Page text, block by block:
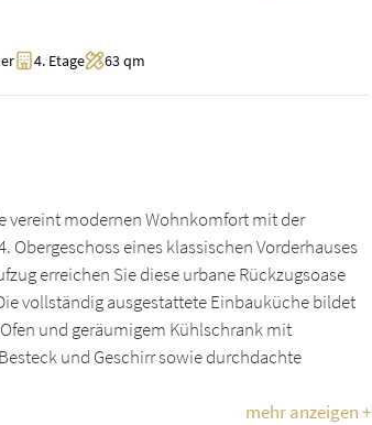
4. Etage 63 qm
vereint modernen Wohnkomfort mit der
Obergeschoss eines klassischen Vorderhauses
erreichen Sie diese urbane Rückzugsoase
vollständig ausgestattete Einbauküche bildet
und geräumigem Kühlschrank mit
und Geschirr sowie durchdachte
mehr anzeigen +